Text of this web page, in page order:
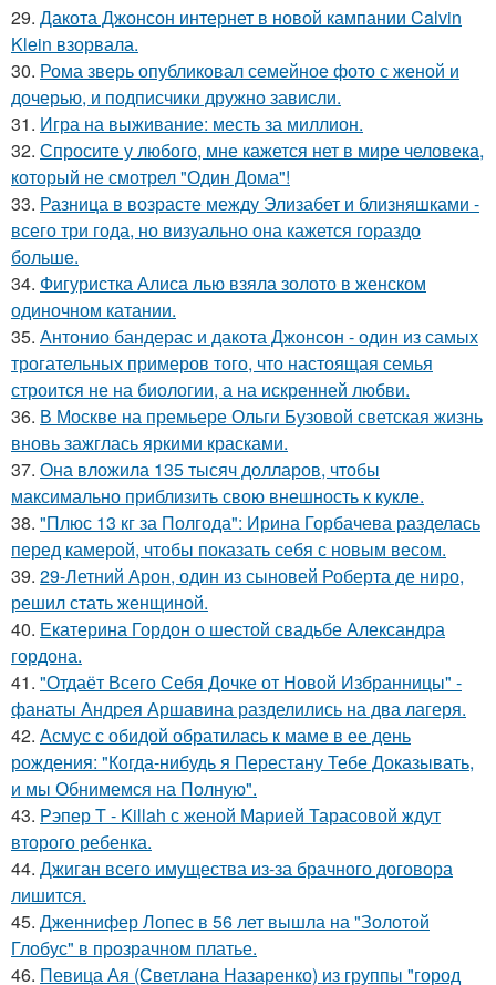
29. Дакота Джонсон интернет в новой кампании Calvin
Klein взорвала.
30. Рома зверь опубликовал семейное фото с женой и
дочерью, и подписчики дружно зависли.
31. Игра на выживание: месть за миллион.
32. Спросите у любого, мне кажется нет в мире человека,
который не смотрел "Один Дома"!
33. Разница в возрасте между Элизабет и близняшками -
всего три года, но визуально она кажется гораздо
больше.
34. Фигуристка Алиса лью взяла золото в женском
одиночном катании.
35. Антонио бандерас и дакота Джонсон - один из самых
трогательных примеров того, что настоящая семья
строится не на биологии, а на искренней любви.
36. В Москве на премьере Ольги Бузовой светская жизнь
вновь зажглась яркими красками.
37. Она вложила 135 тысяч долларов, чтобы
максимально приблизить свою внешность к кукле.
38. "Плюс 13 кг за Полгода": Ирина Горбачева разделась
перед камерой, чтобы показать себя с новым весом.
39. 29-Летний Арон, один из сыновей Роберта де ниро,
решил стать женщиной.
40. Екатерина Гордон о шестой свадьбе Александра
гордона.
41. "Отдаёт Всего Себя Дочке от Новой Избранницы" -
фанаты Андрея Аршавина разделились на два лагеря.
42. Асмус с обидой обратилась к маме в ее день
рождения: "Когда-нибудь я Перестану Тебе Доказывать,
и мы Обнимемся на Полную".
43. Рэпер T - Killah с женой Марией Тарасовой ждут
второго ребенка.
44. Джиган всего имущества из-за брачного договора
лишится.
45. Дженнифер Лопес в 56 лет вышла на "Золотой
Глобус" в прозрачном платье.
46. Певица Ая (Светлана Назаренко) из группы "город